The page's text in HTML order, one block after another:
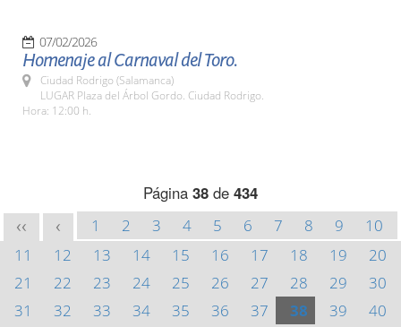
07/02/2026
Homenaje al Carnaval del Toro.
Ciudad Rodrigo (Salamanca)
LUGAR Plaza del Árbol Gordo. Ciudad Rodrigo.
Hora: 12:00 h.
Página 38 de 434
<< < 1 2 3 4 5 6 7 8 9
10
11
12 13 14 15 16 17 18 19
20
21
22 23 24 25 26 27 28 29
30
31
32 33 34 35 36 37 38 39
40